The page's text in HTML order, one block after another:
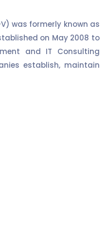
V) was formerly known as
on May 2008 to
and IT Consulting
establish, maintain